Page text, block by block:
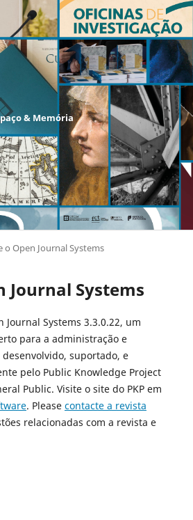
& Memória
o Open Journal Systems
Journal Systems
Systems 3.3.0.22, um
para a administração e
suportado, e
pelo Public Knowledge Project
Public. Visite o site do PKP em
. Please contacte a revista
relacionadas com a revista e